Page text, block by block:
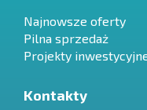
Najnowsze oferty
Pilna sprzedaż
Projekty
Kontakty